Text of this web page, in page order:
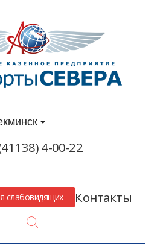
4-00-22
слабовидящих Контакты